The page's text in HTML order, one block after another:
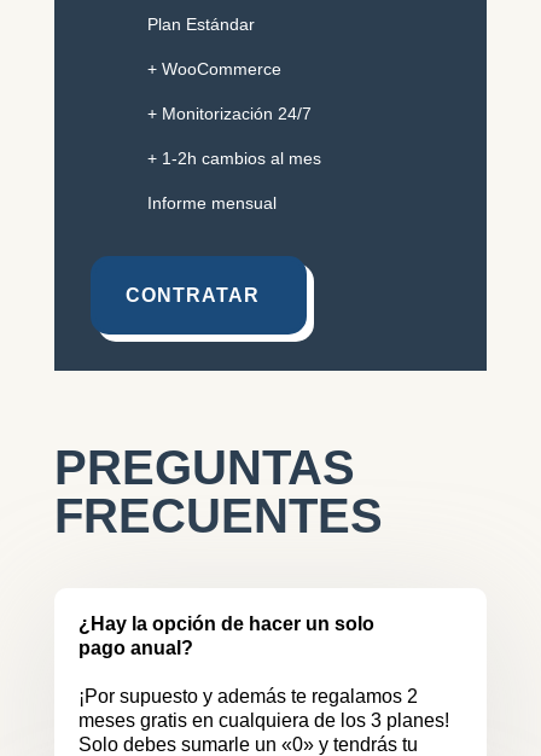
Plan Estándar
+ WooCommerce
+ Monitorización 24/7
+ 1-2h cambios al mes
Informe mensual
CONTRATAR
PREGUNTAS
FRECUENTES
¿Hay la opción de hacer un solo
pago anual?
¡Por supuesto y además te regalamos 2
meses gratis en cualquiera de los 3 planes!
Solo debes sumarle un «0» y tendrás tu